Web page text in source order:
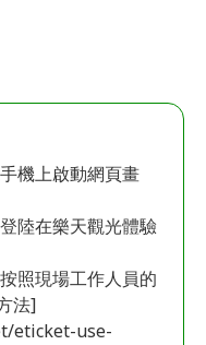
機上啟動網頁畫
陸在樂天觀光體驗
照現場工作人員的
法]
eticket-use-